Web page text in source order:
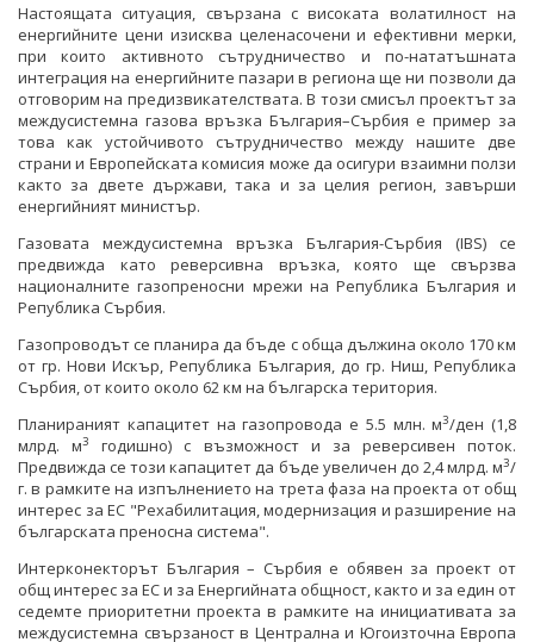
Настоящата ситуация, свързана с високата волатилност на
енергийните цени изисква целенасочени и ефективни мерки,
при които активното сътрудничество и по-нататъшната
интеграция на енергийните пазари в региона ще ни позволи да
отговорим на предизвикателствата. В този смисъл проектът за
междусистемна газова връзка България–Сърбия е пример за
това как устойчивото сътрудничество между нашите две
страни и Европейската комисия може да осигури взаимни ползи
както за двете държави, така и за целия регион, завърши
енергийният министър.
Газовата междусистемна връзка България-Сърбия (IBS) се
предвижда като реверсивна връзка, която ще свързва
националните газопреносни мрежи на Република България и
Република Сърбия.
Газопроводът се планира да бъде с обща дължина около 170 км
от гр. Нови Искър, Република България, до гр. Ниш, Република
Сърбия, от които около 62 км на българска територия.
Планираният капацитет на газопровода е 5.5 млн. м3/ден (1,8
млрд. м3
годишно) с възможност и за реверсивен поток.
Предвижда се този капацитет да бъде увеличен до 2,4 млрд. м3/
г. в рамките на изпълнението на трета фаза на проекта от общ
интерес за ЕС "Рехабилитация, модернизация и разширение на
българската преносна система".
Интерконекторът България – Сърбия е обявен за проект от
общ интерес за ЕС и за Енергийната общност, както и за един от
седемте приоритетни проекта в рамките на инициативата за
междусистемна свързаност в Централна и Югоизточна Европа